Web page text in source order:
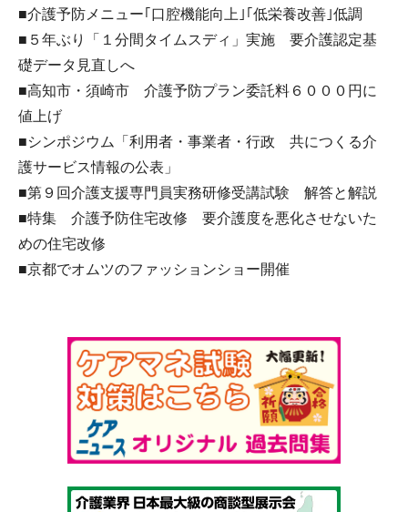
■介護予防メニュー｢口腔機能向上｣｢低栄養改善｣低調
■５年ぶり「１分間タイムスディ」実施 要介護認定基
礎データ見直しへ
■高知市・須崎市 介護予防プラン委託料６０００円に
値上げ
■シンポジウム「利用者・事業者・行政 共につくる介
護サービス情報の公表」
■第９回介護支援専門員実務研修受講試験 解答と解説
■特集 介護予防住宅改修 要介護度を悪化させないた
めの住宅改修
■京都でオムツのファッションショー開催